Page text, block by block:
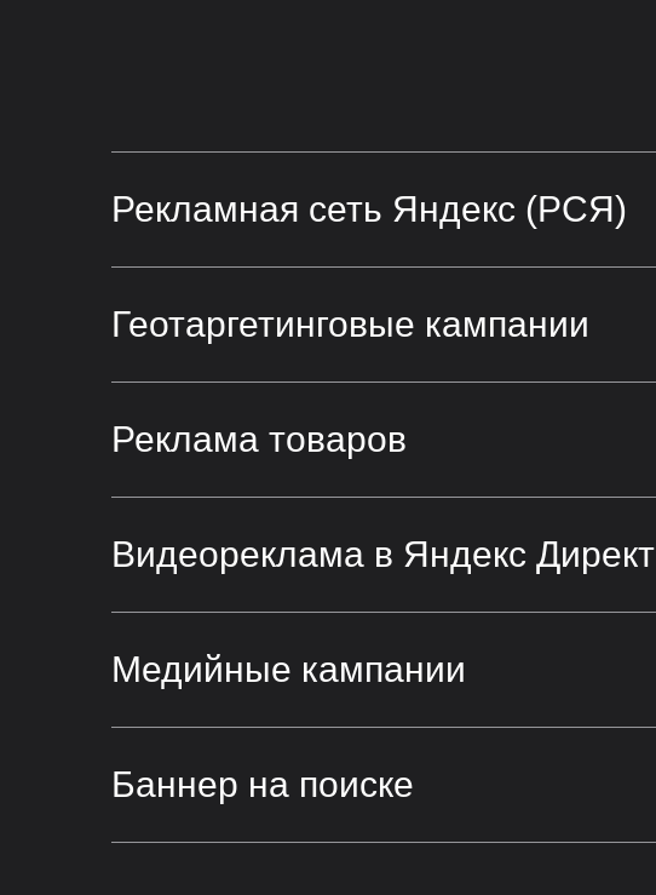
Рекламная сеть Яндекс (РСЯ)
Геотаргетинговые кампании
Реклама товаров
Видеореклама в Яндекс Директ
Медийные кампании
Баннер на поиске